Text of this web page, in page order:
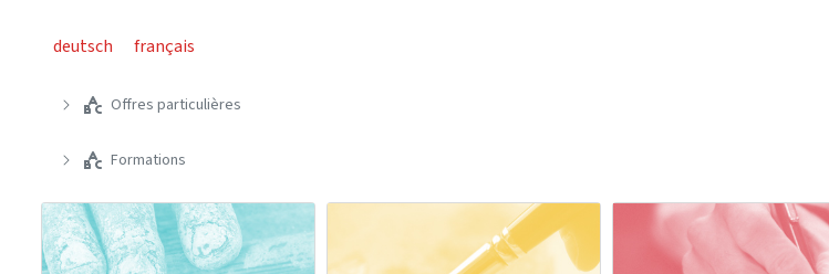
deutsch français
Offres particulières
Formations